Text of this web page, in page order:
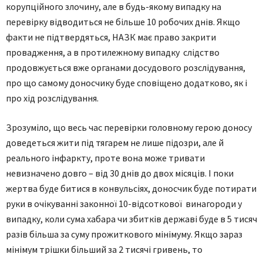
корупційного злочину, але в будь-якому випадку на
перевірку відводиться не більше 10 робочих днів. Якщо
факти не підтвердяться, НАЗК має право закрити
провадження, а в протилежному випадку слідство
продовжується вже органами досудового розслідування,
про що самому доносчику буде сповіщено додатково, як і
про хід розслідування.
Зрозуміло, що весь час перевірки головному герою доносу
доведеться жити під тягарем не лише підозри, але й
реального інфаркту, проте вона може тривати
невизначено довго – від 30 днів до двох місяців. І поки
жертва буде битися в конвульсіях, доносчик буде потирати
руки в очікуванні законної 10-відсоткової винагороди у
випадку, коли сума хабара чи збитків державі буде в 5 тисяч
разів більша за суму прожиткового мінімуму. Якщо зараз
мінімум трішки більший за 2 тисячі гривень, то